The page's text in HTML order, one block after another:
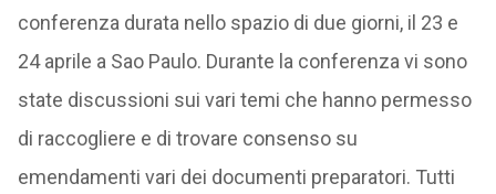
conferenza durata nello spazio di due giorni, il 23 e
24 aprile a Sao Paulo. Durante la conferenza vi sono
state discussioni sui vari temi che hanno permesso
di raccogliere e di trovare consenso su
emendamenti vari dei documenti preparatori. Tutti